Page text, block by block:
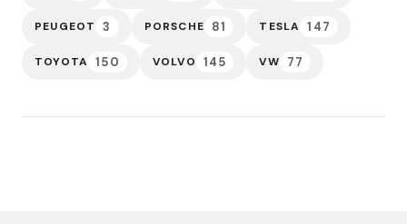
PEUGEOT 3 PORSCHE 81 TESLA 147
TOYOTA 150 VOLVO 145 VW 77